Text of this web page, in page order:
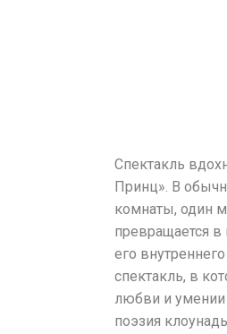
Спектакль
Принц». В
комнаты, один
превращается
его
спектакль, в
любви и умении
поэзия